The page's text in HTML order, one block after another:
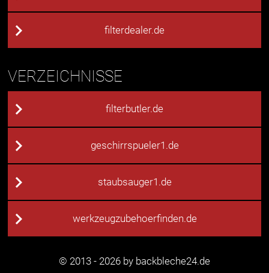
filterdealer.de
VERZEICHNISSE
filterbutler.de
geschirrspueler1.de
staubsauger1.de
werkzeugzubehoerfinden.de
© 2013 - 2026 by backbleche24.de